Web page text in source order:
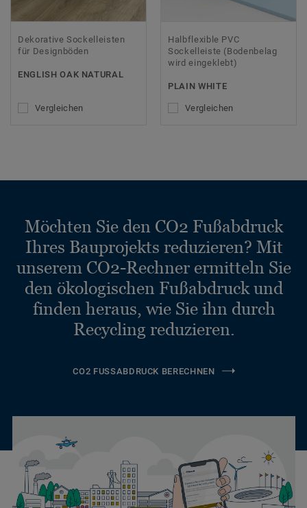
Dekorative Sockelleisten
für Designböden
ENGLISH OAK NATURAL
Vergleichen
Halbflexible PVC
Sockelleiste (Bodenbelag
wird eingeklebt)
PLAIN WHITE
Vergleichen
Möchten Sie den CO2 Fußabdruck
Ihres Bauprojekts reduzieren? Mit
unserem CO2-Rechner ermitteln Sie
den ökologischen Fußabdruck und
finden heraus, wie Sie ihn durch
Recycling reduzieren.
CO2 FUSSABDRUCK BERECHNEN